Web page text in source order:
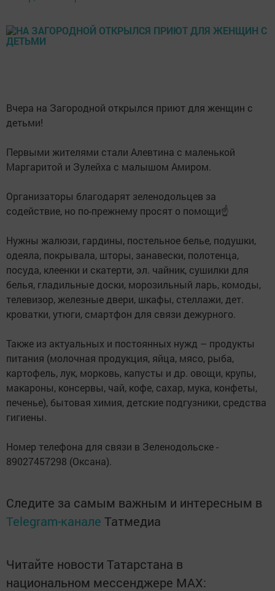
Вчера на Загородной открылся приют для женщин с
детьми!
Первыми жителями стали Алевтина с маленькой
Маргаритой и Зулейха с малышом Амиром.
Организаторы благодарят зеленодольцев за
содействие, но по-прежнему просят о помощи☝
Нужны жалюзи, гардины, постельное белье, подушки,
одеяла, покрывала, шторы, занавески, полотенца,
посуда, клеенки и скатерти, эл. чайник, сушилки для
белья, гладильные доски, морозильный ларь, комоды,
телевизор, железные двери, шкафы, стеллажи, дет.
кроватки, утюги, смартфон для связи дежурного.
Также из актуальных и постоянных нужд – продукты
питания (молочная продукция, яйца, мясо, рыба,
картофель, лук, морковь, капусты и др. овощи, крупы,
макароны, консервы, чай, кофе, сахар, мука, конфеты,
печенье), бытовая химия, детские подгузники, средства
гигиены.
Номер телефона для связи в Зеленодольске -
89027457298 (Оксана).
Следите за самым важным и интересным в
Telegram-канале Татмедиа
Читайте новости Татарстана в
национальном мессенджере MАХ: